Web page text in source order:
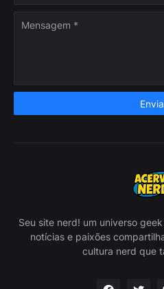
Seu site nerd! um universo
notícias e paixões
cultura nerd que